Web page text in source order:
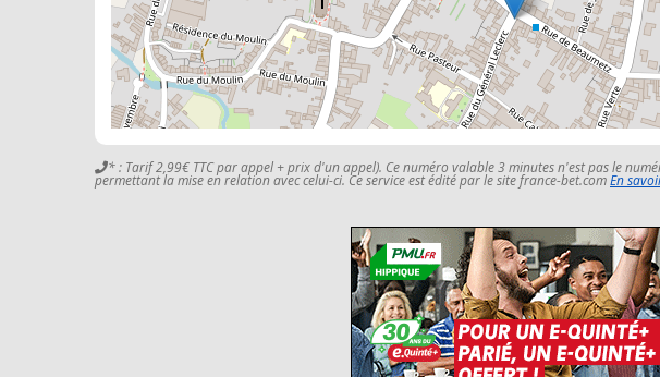
* : Tarif 2,99€ TTC par appel + prix d'un appel). Ce numéro valable 3 minutes n'est pas le
permettant la mise en relation avec celui-ci. Ce service est édité par le site france-bet.comEn